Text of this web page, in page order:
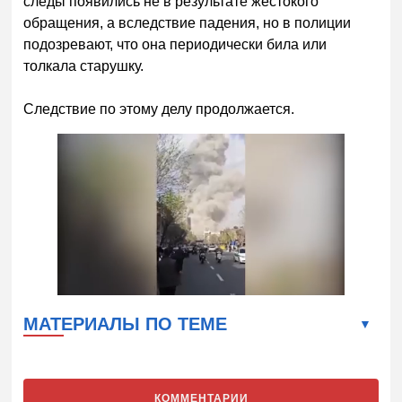
обращения, а вследствие падения, но в полиции
подозревают, что она периодически била или
толкала старушку.
Следствие по этому делу продолжается.
МАТЕРИАЛЫ ПО ТЕМЕ
КОММЕНТАРИИ